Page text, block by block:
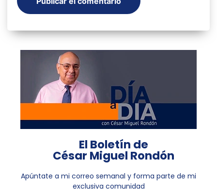
El Boletín de
César Miguel Rondón
Apúntate a mi correo semanal y forma parte de mi
exclusiva comunidad